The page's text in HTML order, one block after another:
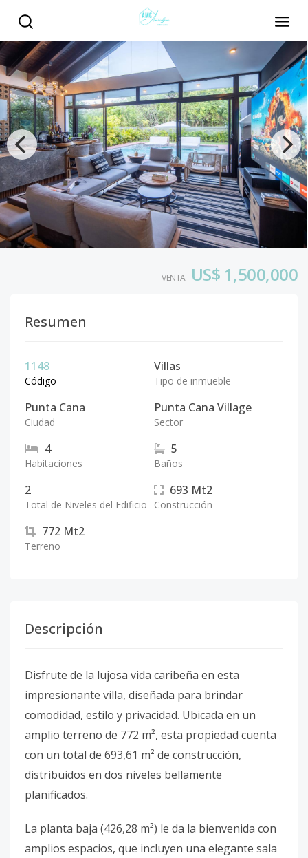
VENTA US$ 1,500,000
Resumen
1148
Código
Villas
Tipo de inmueble
Punta Cana
Ciudad
Punta Cana Village
Sector
4
Habitaciones
5
Baños
2
Total de Niveles del Edificio
693 Mt2
Construcción
772 Mt2
Terreno
Descripción
Disfrute de la lujosa vida caribeña en esta
impresionante villa, diseñada para brindar
comodidad, estilo y privacidad. Ubicada en un
amplio terreno de 772 m², esta propiedad cuenta
con un total de 693,61 m² de construcción,
distribuidos en dos niveles bellamente
planificados.
La planta baja (426,28 m²) le da la bienvenida con
amplios espacios, que incluyen una elegante sala